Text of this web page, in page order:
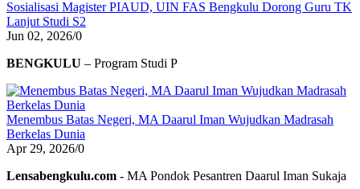
Sosialisasi Magister PIAUD, UIN FAS Bengkulu Dorong Guru TK
Lanjut Studi S2
Jun 02, 2026/0
BENGKULU – Program Studi P
Menembus Batas Negeri, MA Daarul Iman Wujudkan Madrasah
Berkelas Dunia
Apr 29, 2026/0
Lensabengkulu.com - MA Pondok Pesantren Daarul Iman Sukaja